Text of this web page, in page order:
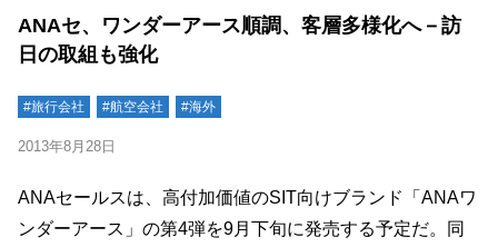
ANAセ、ワンダーアース順調、客層多様化へ－訪
日の取組も強化
#旅行会社 #航空会社 #海外
2013年8月28日
ANAセールスは、高付加価値のSIT向けブランド「ANAワ
ンダーアース」の第4弾を9月下旬に発売する予定だ。同